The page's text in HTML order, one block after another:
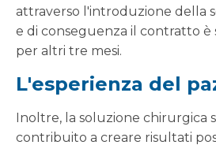
attraverso l'introduzione della
e di conseguenza il contratto
per altri tre mesi.
L'esperienza del
Inoltre, la soluzione chirurgica
contribuito a creare risultati